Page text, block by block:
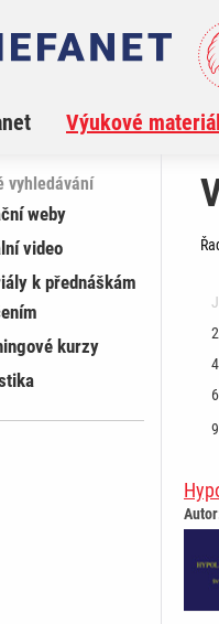
Výukové
vyhledávání
weby
video
k přednáškám
kurzy